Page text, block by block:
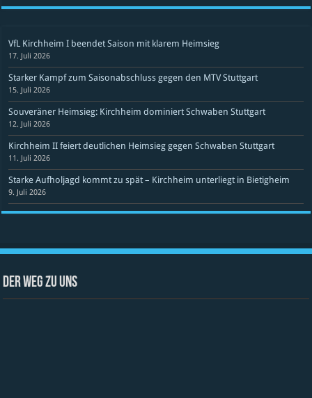
VfL Kirchheim I beendet Saison mit klarem Heimsieg
17. Juli 2026
Starker Kampf zum Saisonabschluss gegen den MTV Stuttgart
15. Juli 2026
Souveräner Heimsieg: Kirchheim dominiert Schwaben Stuttgart
12. Juli 2026
Kirchheim II feiert deutlichen Heimsieg gegen Schwaben Stuttgart
11. Juli 2026
Starke Aufholjagd kommt zu spät – Kirchheim unterliegt in Bietigheim
9. Juli 2026
Der Weg zu uns